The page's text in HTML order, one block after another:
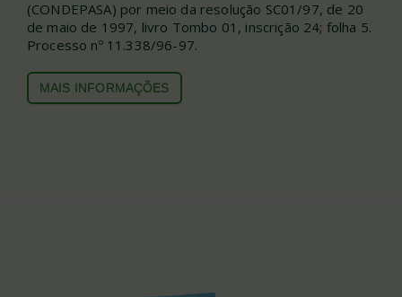
(CONDEPASA) por meio da resolução SC01/97, de 20
de maio de 1997, livro Tombo 01, inscrição 24; folha 5.
Processo nº 11.338/96-97.
MAIS INFORMAÇÕES